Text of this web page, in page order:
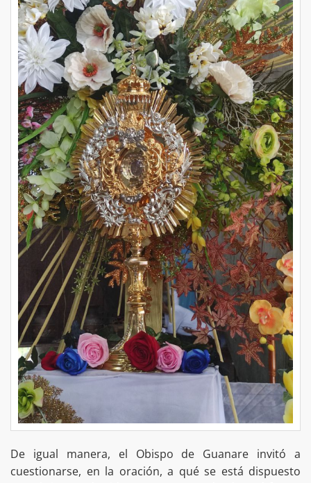
De igual manera, el Obispo de Guanare invitó a
cuestionarse, en la oración, a qué se está dispuesto